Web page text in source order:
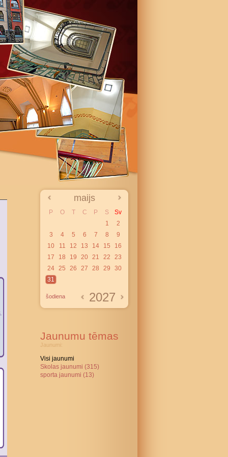
maijs
P O T C P S
Sv
1
2
3
4 5 6 7 8
9
10
11 12 13 14 15
16
17
18 19 20 21 22
23
24 25 26 27 28 29
30
31
šodiena 2027
Jaunumu tēmas
Jaunumi:
Visi jaunumi
Skolas jaunumi (315)
sporta jaunumi (13)